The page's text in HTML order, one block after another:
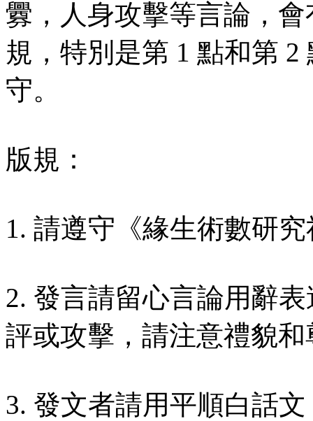
釁，人身攻擊等言論，
規，特別是第 1 點和第
守。
版規：
1. 請遵守《緣生術數研
2. 發言請留心言論用辭
評或攻擊，請注意禮貌和
3. 發文者請用平順白話